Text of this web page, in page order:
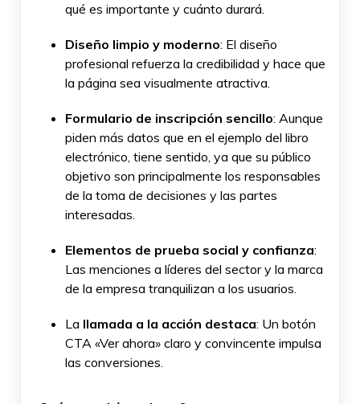
qué es importante y cuánto durará.
Diseño limpio y moderno: El diseño
profesional refuerza la credibilidad y hace que
la página sea visualmente atractiva.
Formulario de inscripción sencillo: Aunque
piden más datos que en el ejemplo del libro
electrónico, tiene sentido, ya que su público
objetivo son principalmente los responsables
de la toma de decisiones y las partes
interesadas.
Elementos de prueba social y confianza:
Las menciones a líderes del sector y la marca
de la empresa tranquilizan a los usuarios.
La llamada a la acción destaca: Un botón
CTA «Ver ahora» claro y convincente impulsa
las conversiones.